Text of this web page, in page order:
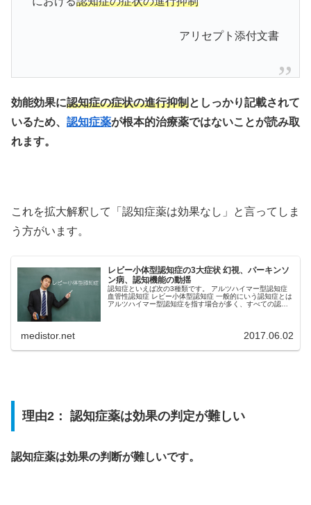
アリセプト添付文書
効能効果に認知症の症状の進行抑制としっかり記載されて
いるため、 認知症薬が根本的治療薬ではないことが読み取
れます。
これを拡大解釈して「認知症薬は効果なし」と言ってしま
う方がいます。
レビー小体型認知症の3大症状 幻視、パーキンソ
ン病、認知機能の動揺
認知症といえば次の3種類です。 アルツハイマー型認知症
血管性認知症 レビー小体型認知症 一般的にいう認知症とは
アルツハイマー型認知症を指す場合が多く、すべての認知
medistor.net 2017.06.02
理由2： 認知症薬は効果の判定が難しい
認知症薬は効果の判断が難しいです。